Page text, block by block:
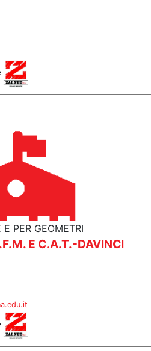
PER GEOMETRI
E C.A.T.-DAVINCI